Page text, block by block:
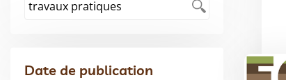
Date de publication